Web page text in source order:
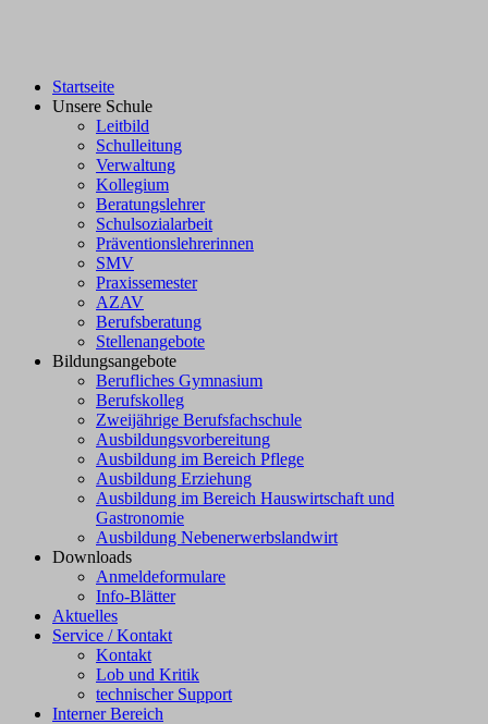
Startseite
Unsere Schule
Leitbild
Schulleitung
Verwaltung
Kollegium
Beratungslehrer
Schulsozialarbeit
Präventionslehrerinnen
SMV
Praxissemester
AZAV
Berufsberatung
Stellenangebote
Bildungsangebote
Berufliches Gymnasium
Berufskolleg
Zweijährige Berufsfachschule
Ausbildungsvorbereitung
Ausbildung im Bereich Pflege
Ausbildung Erziehung
Ausbildung im Bereich Hauswirtschaft und
Gastronomie
Ausbildung Nebenerwerbslandwirt
Downloads
Anmeldeformulare
Info-Blätter
Aktuelles
Service / Kontakt
Kontakt
Lob und Kritik
technischer Support
Interner Bereich